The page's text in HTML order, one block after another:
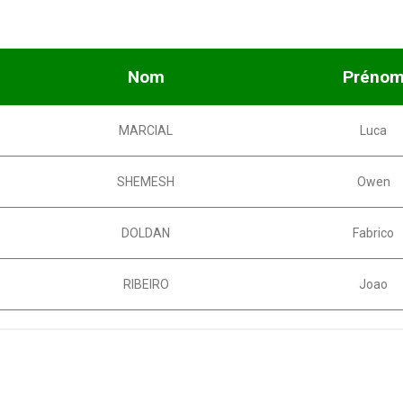
Nom
MARCIAL Luca
SHEMESH Owen
DOLDAN Fabrico
RIBEIRO Joao